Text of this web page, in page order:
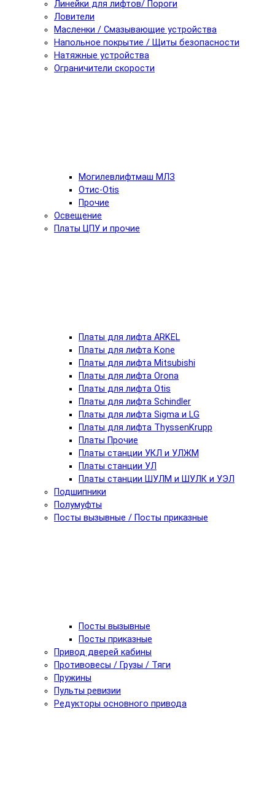
Линейки для лифтов/ Пороги
Ловители
Масленки / Смазывающие устройства
Напольное покрытие / Щиты безопасности
Натяжные устройства
Ограничители скорости
Могилевлифтмаш МЛЗ
Отис-Otis
Прочие
Освещение
Платы ЦПУ и прочие
Платы для лифта ARKEL
Платы для лифта Kone
Платы для лифта Mitsubishi
Платы для лифта Orona
Платы для лифта Otis
Платы для лифта Schindler
Платы для лифта Sigma и LG
Платы для лифта ThyssenKrupp
Платы Прочие
Платы станции УКЛ и УЛЖМ
Платы станции УЛ
Платы станции ШУЛМ и ШУЛК и УЭЛ
Подшипники
Полумуфты
Посты вызывные / Посты приказные
Посты вызывные
Посты приказные
Привод дверей кабины
Противовесы / Грузы / Тяги
Пружины
Пульты ревизии
Редукторы основного привода